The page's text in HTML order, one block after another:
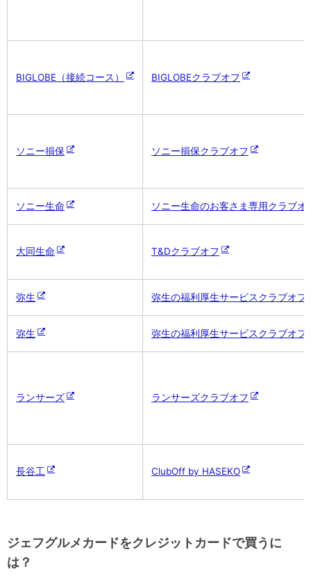
BIGLOBE（接続コース） BIGLOBEクラブオフ
ソニー損保 ソニー損保クラブオフ
ソニー生命 ソニー生命のお客さま専用クラブオ
大同生命 T&Dクラブオフ
弥生 弥生の福利厚生サービスクラブオフ
弥生 弥生の福利厚生サービスクラブオフ
ランサーズ ランサーズクラブオフ
長谷工 ClubOff by HASEKO
ジェフグルメカードをクレジットカードで買うに
は？